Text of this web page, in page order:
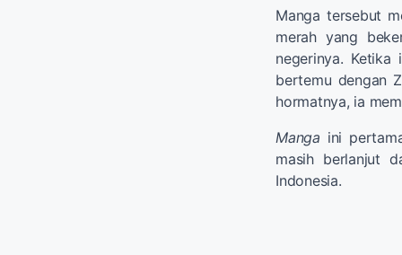
Manga tersebut
merah yang
negerinya.
bertemu dengan
hormatnya, ia
Manga ini
masih berlanjut
Indonesia.